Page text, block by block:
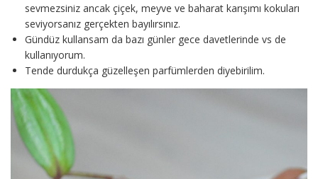
sevmezsiniz ancak çiçek, meyve ve baharat karışımı kokuları
seviyorsanız gerçekten bayılırsınız.
Gündüz kullansam da bazı günler gece davetlerinde vs de
kullanıyorum.
Tende durdukça güzelleşen parfümlerden diyebirilim.